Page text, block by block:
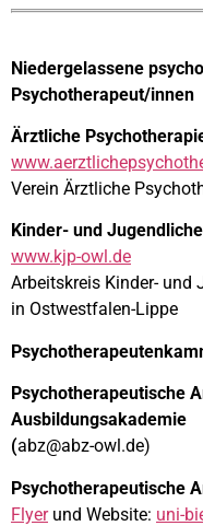
Niedergelassene
Psychotherapeut/innen
Ärztliche
Verein Ärztliche
Kinder- und
www.kjp-owl.de
Arbeitskreis Kinder- und
in Ostwestfalen-Lippe
Psychotherapeutische
Ausbildungsakademie
(abz@abz-owl.de)
Psychotherapeutische
Flyerund Website: uni-